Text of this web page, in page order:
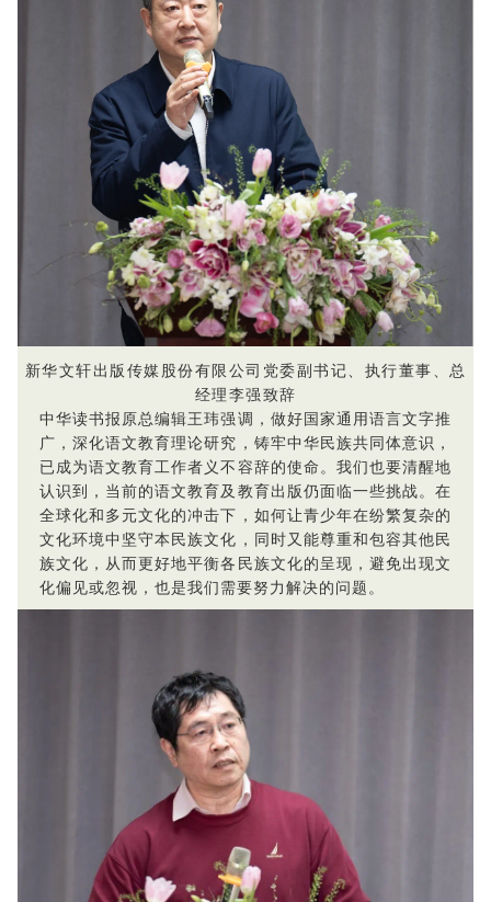
新华文轩出版传媒股份有限公司党委副书记、执行董事、总
经理李强致辞
中华读书报原总编辑王玮强调，做好国家通用语言文字推
广，深化语文教育理论研究，铸牢中华民族共同体意识，
已成为语文教育工作者义不容辞的使命。我们也要清醒地
认识到，当前的语文教育及教育出版仍面临一些挑战。在
全球化和多元文化的冲击下，如何让青少年在纷繁复杂的
文化环境中坚守本民族文化，同时又能尊重和包容其他民
族文化，从而更好地平衡各民族文化的呈现，避免出现文
化偏见或忽视，也是我们需要努力解决的问题。